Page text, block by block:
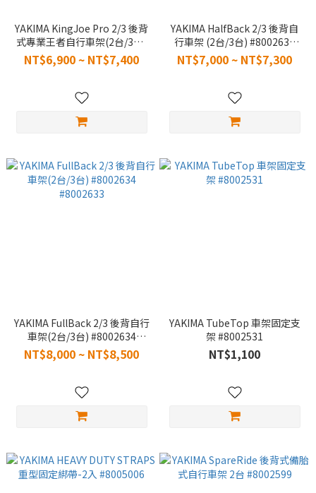
YAKIMA KingJoe Pro 2/3 後背
式專業王者自行車架(2台/3台)
#8002624 #8002625
NT$6,900 ~ NT$7,400
YAKIMA HalfBack 2/3 後背自
行車架 (2台/3台) #8002636
#8002635
NT$7,000 ~ NT$7,300
YAKIMA FullBack 2/3 後背自行
車架(2台/3台) #8002634
#8002633
NT$8,000 ~ NT$8,500
YAKIMA TubeTop 車架固定支
架 #8002531
NT$1,100